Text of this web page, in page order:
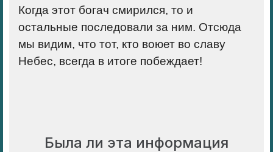
Когда этот богач смирился, то и
остальные последовали за ним. Отсюда
мы видим, что тот, кто воюет во славу
Небес, всегда в итоге побеждает!
Была ли эта информация